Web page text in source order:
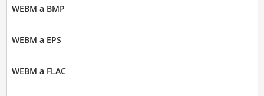
WEBM a BMP
WEBM a EPS
WEBM a FLAC